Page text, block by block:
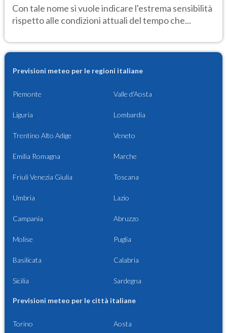
Con tale nome si vuole indicare l'estrema sensibilità
rispetto alle condizioni attuali del tempo che...
Previsioni meteo per le regioni italiane
Piemonte Valle d'Aosta
Liguria Lombardia
Trentino Alto Adige Veneto
Emilia Romagna Marche
Friuli Venezia Giulia Toscana
Umbria Lazio
Campania Abruzzo
Molise Puglia
Basilicata Calabria
Sicilia Sardegna
Previsioni meteo per le città italiane
Torino Aosta